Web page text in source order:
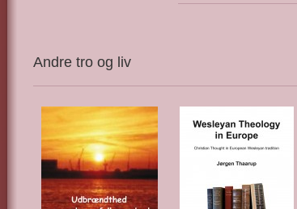
Andre tro og liv